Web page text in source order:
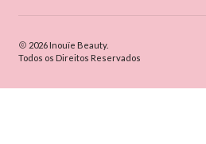
2026 Inouïe Beauty.
Todos os Direitos Reservados